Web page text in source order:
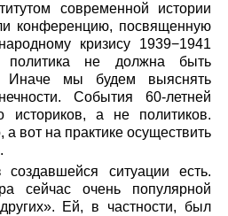
современной истории
конференцию, посвященную
кризису 1939−1941
политика не должна быть
Иначе мы будем выяснять
События 60-летней
а не политиков.
а вот на практике осуществить
ситуации есть.
сейчас очень популярной
Ей, в частности, был